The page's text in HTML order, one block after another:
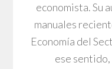
economista. Su
manuales
Economía del
ese sentido,